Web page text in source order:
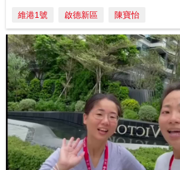
維港1號 啟德新區 陳寶怡